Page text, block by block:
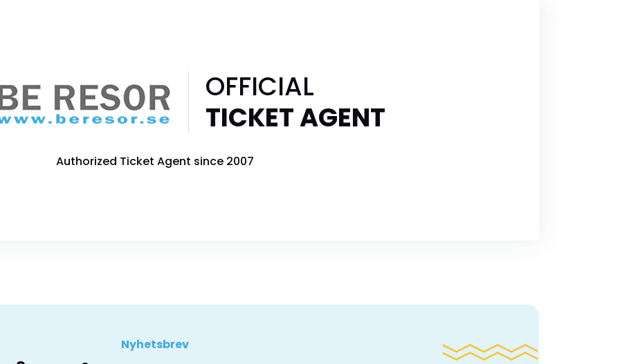
OFFICIAL
TICKET AGENT
Authorized Ticket Agent since 2007
Nyhetsbrev